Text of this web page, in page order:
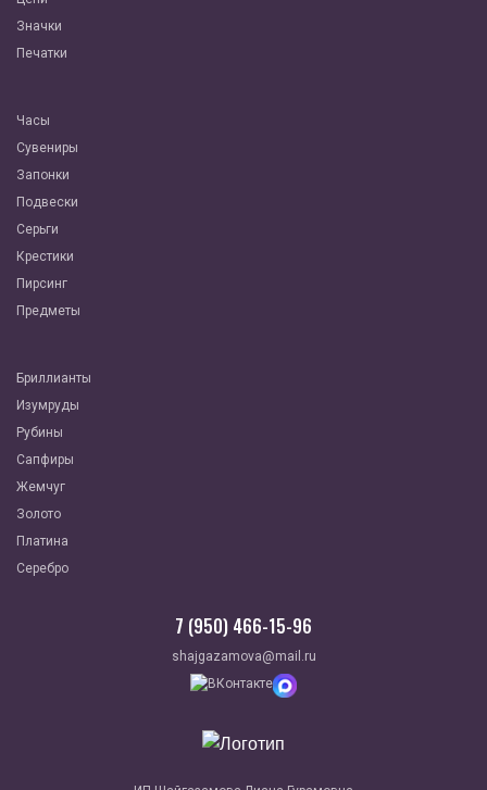
Значки
Печатки
Часы
Сувениры
Запонки
Подвески
Серьги
Крестики
Пирсинг
Предметы
Бриллианты
Изумруды
Рубины
Сапфиры
Жемчуг
Золото
Платина
Серебро
7 (950) 466-15-96
shajgazamova@mail.ru